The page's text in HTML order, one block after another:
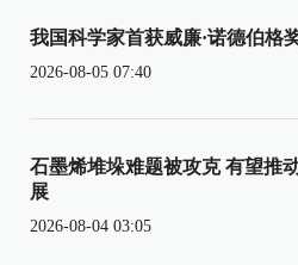
我国科学家首获威廉·诺德伯格
2026-08-05 07:40
石墨烯堆垛难题被攻克 有望推
展
2026-08-04 03:05